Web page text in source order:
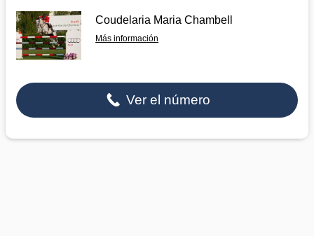
Coudelaria Maria Chambell
Más información
Ver el número